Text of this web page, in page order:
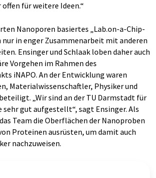
für weitere Ideen.“
Nanoporen basiertes „Lab.on-a-Chip-
nur in enger Zusammenarbeit mit anderen
Ensinger und Schlaak loben daher auch
Vorgehen im Rahmen des
iNAPO. An der Entwicklung waren
Materialwissenschaftler, Physiker und
„Wir sind an der TU Darmstadt für
gut aufgestellt“, sagt Ensinger. Als
Team die Oberflächen der Nanoproben
Proteinen ausrüsten, um damit auch
nachzuweisen.